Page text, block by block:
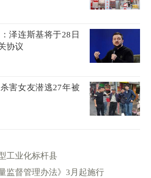
泽连斯基将于28日
协议
害女友潜逃27年被
工业化标杆县
监督管理办法》3月起施行